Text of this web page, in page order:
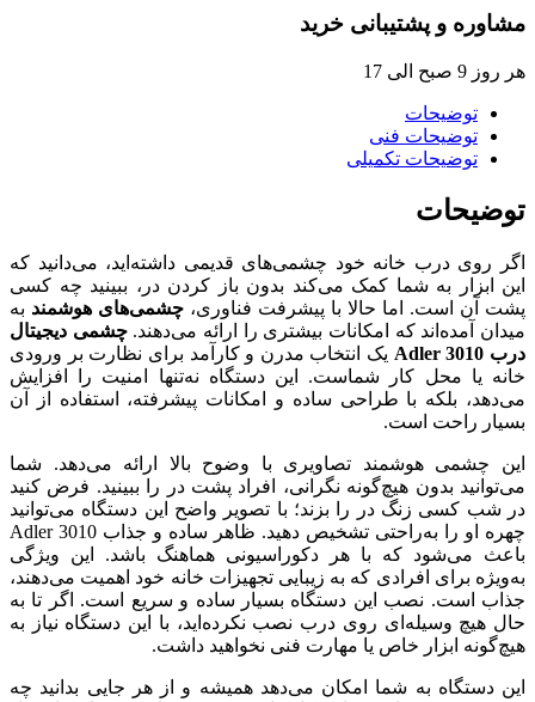
مشاوره و پشتیبانی خرید
هر روز 9 صبح الی 17
توضیحات
توضیحات فنی
توضیحات تکمیلی
توضیحات
اگر روی درب خانه خود چشمی‌های قدیمی داشته‌اید، می‌دانید که
این ابزار به شما کمک می‌کند بدون باز کردن در، ببینید چه کسی
پشت آن است. اما حالا با پیشرفت فناوری، چشمی‌های هوشمند به
میدان آمده‌اند که امکانات بیشتری را ارائه می‌دهند.چشمی دیجیتال
درب Adler 3010
یک انتخاب مدرن و کارآمد برای نظارت بر ورودی
خانه یا محل کار شماست. این دستگاه نه‌تنها امنیت را افزایش
می‌دهد، بلکه با طراحی ساده و امکانات پیشرفته، استفاده از آن
بسیار راحت است.
این چشمی هوشمند تصاویری با وضوح بالا ارائه می‌دهد. شما
می‌توانید بدون هیچ‌گونه نگرانی، افراد پشت در را ببینید. فرض کنید
در شب کسی زنگ در را بزند؛ با تصویر واضح این دستگاه می‌توانید
چهره او را به‌راحتی تشخیص دهید. ظاهر ساده و جذاب Adler 3010
باعث می‌شود که با هر دکوراسیونی هماهنگ باشد. این ویژگی
به‌ویژه برای افرادی که به زیبایی تجهیزات خانه خود اهمیت می‌دهند،
جذاب است. نصب این دستگاه بسیار ساده و سریع است. اگر تا به
حال هیچ وسیله‌ای روی درب نصب نکرده‌اید، با این دستگاه نیاز به
هیچ‌گونه ابزار خاص یا مهارت فنی نخواهید داشت.
این دستگاه به شما امکان می‌دهد همیشه و از هر جایی بدانید چه